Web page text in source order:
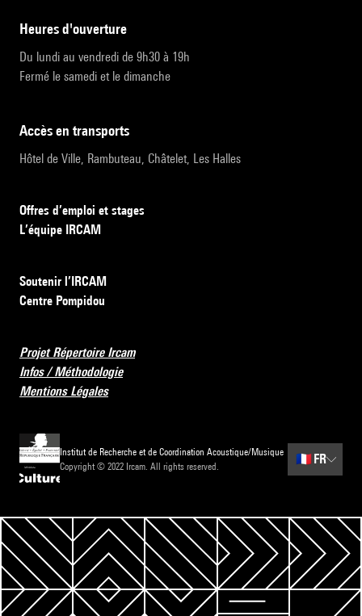
heures d'ouverture
Du lundi au vendredi de 9h30 à 19h
Fermé le samedi et le dimanche
accès en transports
Hôtel de Ville, Rambuteau, Châtelet, Les Halles
Offres d’emploi et stages
L’équipe IRCAM
Soutenir l’IRCAM
Centre Pompidou
Projet Répertoire Ircam
Infos / Méthodologie
Mentions Légales
Institut de Recherche et de Coordination Acoustique/Musique
Copyright © 2022 Ircam. All rights reserved.
🇫🇷 FR